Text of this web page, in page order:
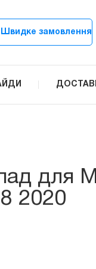
Швидке замовлення
для
2020